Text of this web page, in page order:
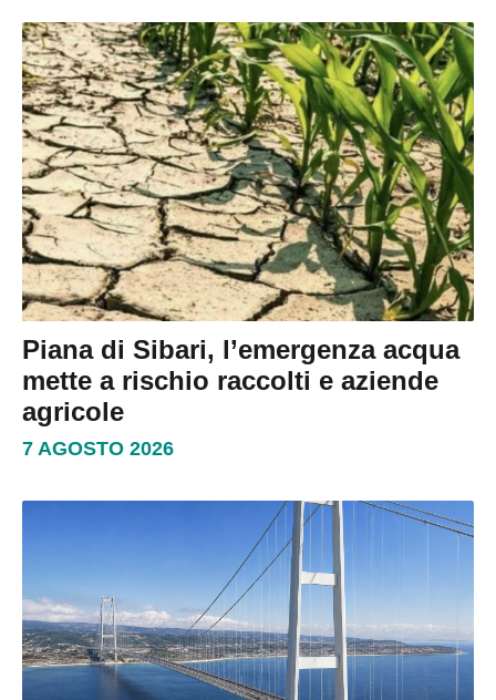
Piana di Sibari, l’emergenza acqua
mette a rischio raccolti e aziende
agricole
7 AGOSTO 2026